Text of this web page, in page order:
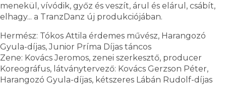
menekül, vívódik, győz és veszít, árul és elárul, csábít,
elhagy... a TranzDanz új produkciójában.
Hermész: Tókos Attila érdemes művész, Harangozó
Gyula-díjas, Junior Príma Díjas táncos
Zene: Kovács Jeromos, zenei szerkesztő, producer
Koreográfus, látványtervező: Kovács Gerzson Péter,
Harangozó Gyula-díjas, kétszeres Lábán Rudolf-díjas